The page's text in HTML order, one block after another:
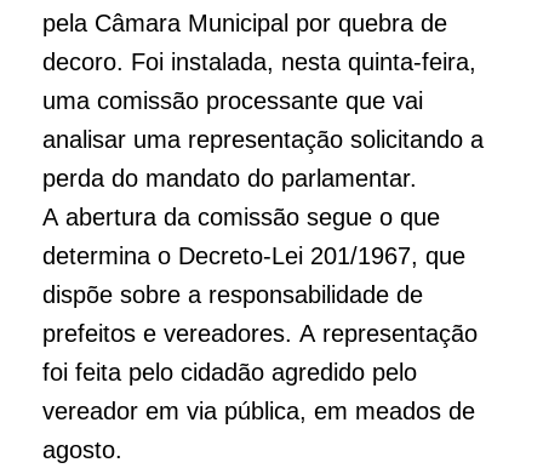
pela Câmara Municipal por quebra de
decoro. Foi instalada, nesta quinta-feira,
uma comissão processante que vai
analisar uma representação solicitando a
perda do mandato do parlamentar.
A abertura da comissão segue o que
determina o Decreto-Lei 201/1967, que
dispõe sobre a responsabilidade de
prefeitos e vereadores. A representação
foi feita pelo cidadão agredido pelo
vereador em via pública, em meados de
agosto.